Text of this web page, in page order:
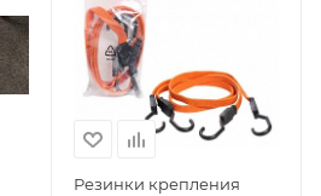
Резинки крепления